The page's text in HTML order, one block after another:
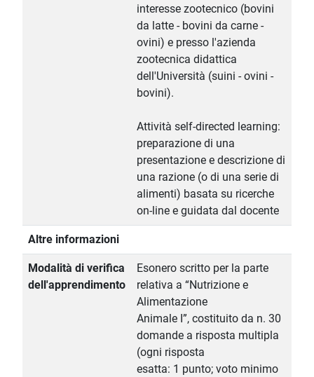
interesse zootecnico (bovini
da latte - bovini da carne -
ovini) e presso l'azienda
zootecnica didattica
dell'Università (suini - ovini -
bovini).
Attività self-directed learning:
preparazione di una
presentazione e descrizione di
una razione (o di una serie di
alimenti) basata su ricerche
on-line e guidata dal docente
Altre informazioni
Modalità di verifica
dell'apprendimento
Esonero scritto per la parte
relativa a “Nutrizione e
Alimentazione
Animale I”, costituito da n. 30
domande a risposta multipla
(ogni risposta
esatta: 1 punto; voto minimo